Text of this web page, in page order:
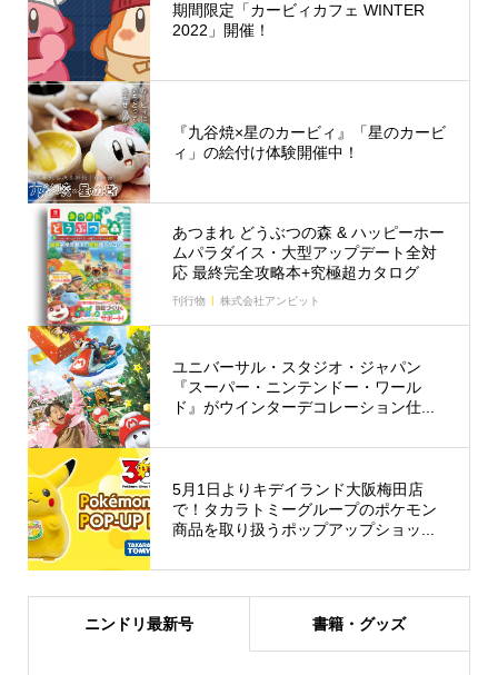
期間限定「カービィカフェ WINTER
2022」開催！
『九谷焼×星のカービィ』「星のカービ
ィ」の絵付け体験開催中！
あつまれ どうぶつの森 & ハッピーホー
ムパラダイス・大型アップデート全対
応 最終完全攻略本+究極超カタログ
刊行物 株式会社アンビット
ユニバーサル・スタジオ・ジャパン
『スーパー・ニンテンドー・ワール
ド』がウインターデコレーション仕...
5月1日よりキデイランド大阪梅田店
で！タカラトミーグループのポケモン
商品を取り扱うポップアップショッ...
ニンドリ最新号 書籍・グッズ